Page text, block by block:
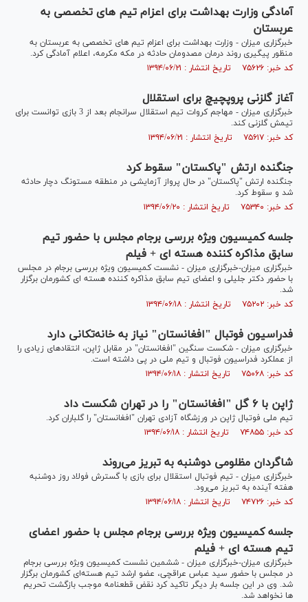
آمادگی وزارت بهداشت برای اعزام تیم های تخصصی به
عربستان
خبرگزاری میزان - وزارت بهداشت برای اعزام تیم های تخصصی به عربستان به
منظور پیگیری روند درمان مصدومان حادثه در مکه مکرمه، اعلام آمادگی کرد.
کد خبر: ۷۵۶۲۶ تاریخ انتشار : ۱۳۹۴/۰۶/۲۱
آغاز گلزنی پروپچیچ برای استقلال
خبرگزاری میزان - مهاجم کروات تیم استقلال سرانجام بعد از 3 بازی توانست برای
تیمش گلزنی کند.
کد خبر: ۷۵۶۱۷ تاریخ انتشار : ۱۳۹۴/۰۶/۲۱
جنگنده ارتش "پاکستان" سقوط کرد
جنگنده ارتش "پاکستان" در حال پرواز آزمایشی در منطقه مستونگ دچار حادثه
شد و سقوط کرد.
کد خبر: ۷۵۳۴۰ تاریخ انتشار : ۱۳۹۴/۰۶/۲۰
جلسه کمیسیون ویژه بررسی برجام مجلس با حضور تیم
سابق مذاکره کننده هسته ای + فیلم
خبرگزاری میزان-خبرگزاری میزان - نشست کمیسیون ویژه بررسی برجام در مجلس
با حضور دکتر جلیلی و اعضای تیم سابق مذاکره کننده هسته ای کشورمان برگزار
شد.
کد خبر: ۷۵۲۰۲ تاریخ انتشار : ۱۳۹۴/۰۶/۱۸
فدراسیون فوتبال "افغانستان" نیاز به خانه‌تکانی دارد
خبرگزاری میزان - شکست سنگین "افغانستان" در مقابل ژاپن، انتقادهای زیادی را
از عملکرد فدراسیون فوتبال و تیم ملی در پی داشته است.
کد خبر: ۷۵۰۶۸ تاریخ انتشار : ۱۳۹۴/۰۶/۱۸
ژاپن با ۶ گل "افغانستان" را در تهران شکست داد
تیم ملی فوتبال ژاپن در ورزشگاه آزادی تهران "افغانستان" را گلباران کرد.
کد خبر: ۷۴۸۵۵ تاریخ انتشار : ۱۳۹۴/۰۶/۱۸
شاگردان مظلومی دوشنبه به تبریز می‌روند
خبرگزاری میزان - تیم فوتبال استقلال برای بازی با گسترش فولاد روز دوشنبه
هفته آینده به تبریز می‌رود.
کد خبر: ۷۴۷۲۶ تاریخ انتشار : ۱۳۹۴/۰۶/۱۸
جلسه کمیسیون ویژه بررسی برجام مجلس با حضور اعضای
تیم هسته ای + فیلم
خبرگزاری میزان-خبرگزاری میزان - ششمین نشست کمیسیون ویژه بررسی برجام
در مجلس با حضور سید عباس عراقچی، عضو ارشد تیم هسته‌ای کشورمان برگزار
شد. وی در این جلسه بار دیگر تاکید کرد نقض قطعنامه موجب بازگشت تحریم‌
ها نخواهد شد.